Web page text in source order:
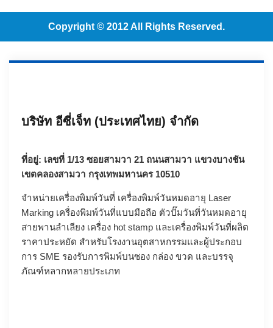
Copyright © 2012 All Rights Reserved.
บริษัท อีซี่เจ็ท (ประเทศไทย) จำกัด
ที่อยู่: เลขที่ 1/13 ซอยสามวา 21 ถนนสามวา แขวงบางชัน
เขตคลองสามวา กรุงเทพมหานคร 10510
จำหน่ายเครื่องพิมพ์วันที่ เครื่องพิมพ์วันหมดอายุ Laser
Marking เครื่องพิมพ์วันที่แบบมือถือ ตัวปั๊มวันที่วันหมดอายุ
สายพานลำเลียง เครื่อง hot stamp และเครื่องพิมพ์วันที่ผลิต
ราคาประหยัด สำหรับโรงงานอุตสาหกรรมและผู้ประกอบ
การ SME รองรับการพิมพ์บนซอง กล่อง ขวด และบรรจุ
ภัณฑ์หลากหลายประเภท